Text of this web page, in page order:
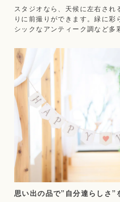
スタジオなら、天候に左右され
りに前撮りができます。緑に彩
シックなアンティーク調など多
思い出の品で”自分達らしさ”